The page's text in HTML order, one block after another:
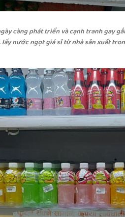
càng phát triển và cạnh tranh gay
nước ngọt giá sỉ từ nhà sản xuất